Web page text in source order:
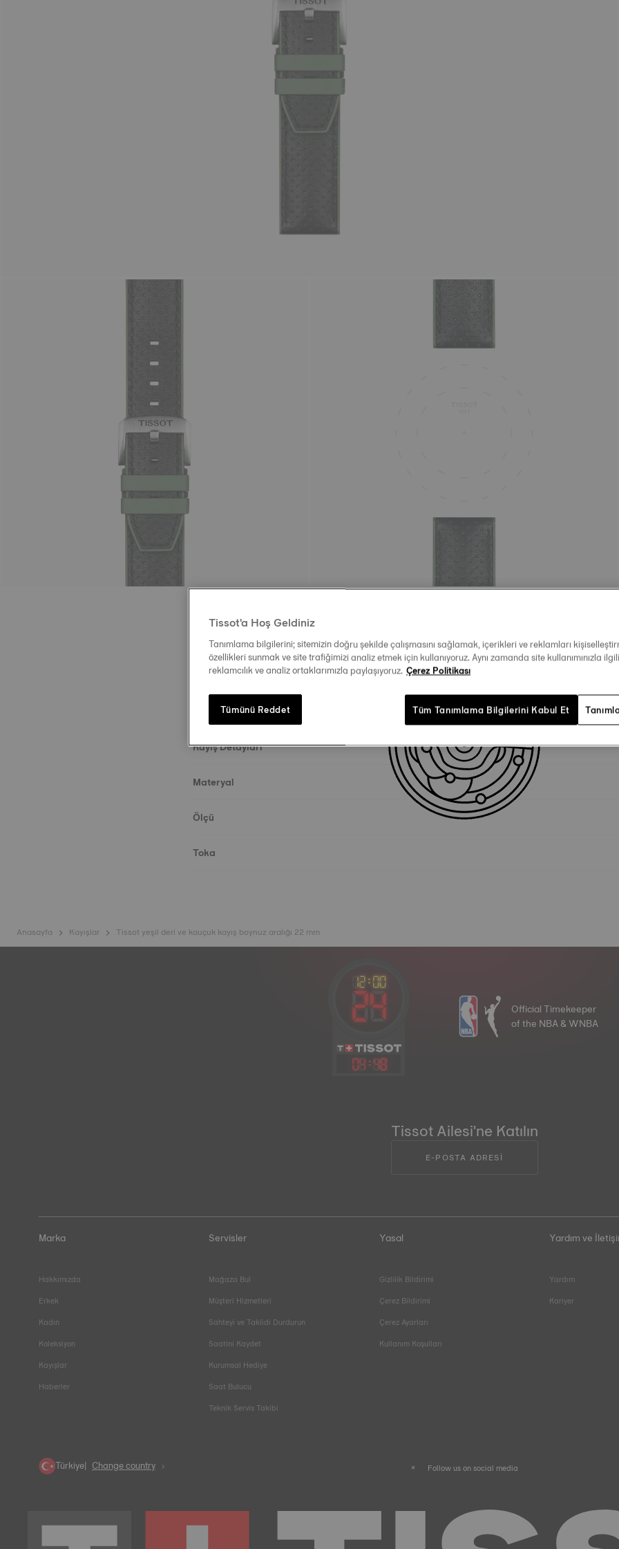
Teknik Özellikler
Açıklama
Kayış Detayları
Materyal
Ölçü
Toka
Anasayfa Kayışlar Tissot yeşil deri ve kauçuk kayış boynuz aralığı 22 mm
04:48
Official Timekeeper
of the NBA & WNBA
Tissot Ailesi'ne Katılın
E-POSTA ADRESİ
Marka
Hakkımızda
Erkek
Kadın
Koleksiyon
Kayışlar
Haberler
Servisler
Mağaza Bul
Müşteri Hizmetleri
Sahteyi ve Taklidi Durdurun
Saatini Kaydet
Kurumsal Hediye
Saat Bulucu
Teknik Servis Takibi
Yasal
Gizlilik Bildirimi
Çerez Bildirimi
Çerez Ayarları
Kullanım Koşulları
Yardım ve
Yardım
Kariyer
Türkiye Change country Follow us on social media
Tissot'a Hoş Geldiniz
Tanımlama bilgilerini; sitemizin doğru şekilde çalışmasını sağlamak, içerikleri ve reklamları
özellikleri sunmak ve site trafiğimizi analiz etmek için kullanıyoruz. Aynı zamanda site kullanımınızla
reklamcılık ve analiz ortaklarımızla paylaşıyoruz. Çerez Politikası
Tümünü Reddet Tüm Tanımlama Bilgilerini Kabul Et